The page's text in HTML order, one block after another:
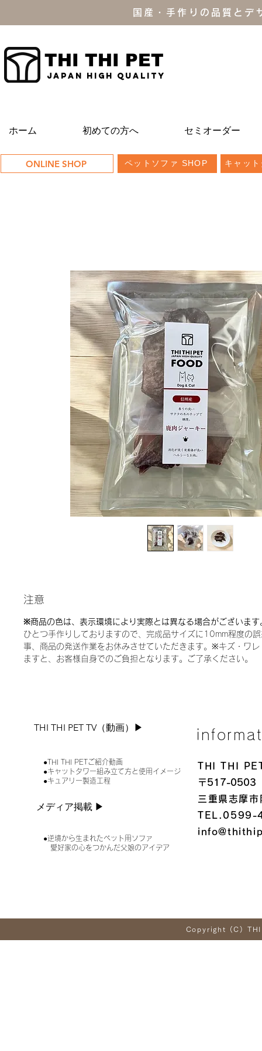
国産・手作りの品質と
THI THI PET
JAPAN high quality
ホーム 初めての方へ セミオーダー
ONLINE SHOP ペットソファ SHOP キャッ
注意
※商品の色は、表示環境により実際とは異なる場合がございます
ひとつ手作りしておりますので、完成品サイズに10mm程度の
事、商品の発送作業をお休みさせていただきます。※キズ・ワ
ますと、お客様自身でのご負担となります。ご了承ください。
THI THI PET TV（動画）▶︎
●THI THI PETご紹介動画
●キャットタワー組み立て方と使用イメージ
●キュアリー製造工程
メディア掲載 ▶︎
●逆境から生まれたペット用ソファ
愛好家の心をつかんだ父娘のアイデア
THI THI
〒517-0503
三重県志摩
TEL.0599-
Copyright (C)